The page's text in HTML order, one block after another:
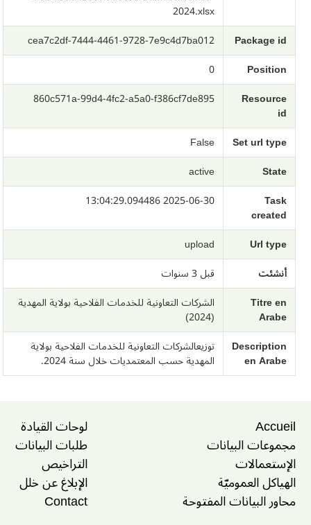
2024.xlsx
Package id
cea7c2df-7444-4461-9728-7e9c4d7ba012
Position
0
Resource
id
860c571a-99d4-4fc2-a5a0-f386cf7de895
Set url type
False
State
active
Task
created
2025-06-30 13:04:29.094486
Url type
upload
أنشئت
قبل 3 سنوات
Titre en
Arabe
الشركات التعاونية للخدمات الفلاحية بولاية المهدية
(2024)
Description
en Arabe
توزيعالشركات التعاونية للخدمات الفلاحية بولاية
المهدية حسب المعتمديات خلال سنة 2024.
Accueil
مجموعات البيانات
الإستعمالات
الهياكل العموميّة
محاور البيانات المفتوحة
لوحات القيادة
طلبات البيانات
التراخيص
الإبلاغ عن خلل
Contact